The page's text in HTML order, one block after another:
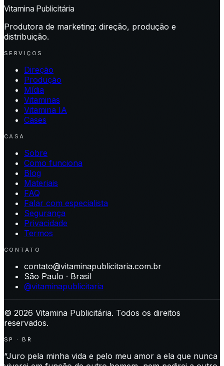
Vitamina Publicitária
Produtora de marketing: direção, produção e
distribuição.
SERVIÇOS
Direção
Produção
Mídia
Vitaminas
Vitamina IA
Cases
CASA
Sobre
Como funciona
Blog
Materiais
FAQ
Falar com especialista
Segurança
Privacidade
Termos
CONTATO
contato@vitaminapublicitaria.com.br
São Paulo · Brasil
@vitaminapublicitaria
© 2026 Vitamina Publicitária. Todos os direitos
reservados.
SP · BR
“Juro pela minha vida e pelo meu amor a ela que nunca